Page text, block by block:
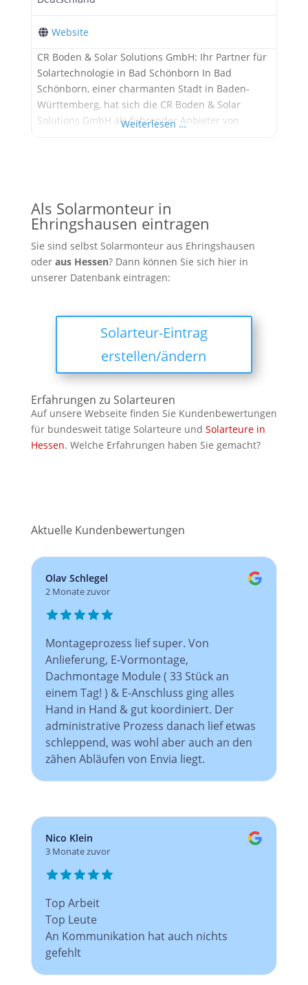
Website
CR Boden & Solar Solutions GmbH: Ihr Partner für
Solartechnologie in Bad Schönborn In Bad
Schönborn, einer charmanten Stadt in Baden-
Württemberg, hat sich die CR Boden & Solar
Solutions GmbH als führender Anbieter von
Lösungen und exzellenten Service. Geschichte
Weiterlesen …
Als Solarmonteur in
Ehringshausen eintragen
Sie sind selbst Solarmonteur aus Ehringshausen
oder aus Hessen? Dann können Sie sich hier in
unserer Datenbank eintragen:
Solarteur-Eintrag
erstellen/ändern
Erfahrungen zu Solarteuren
Auf unsere Webseite finden Sie Kundenbewertungen
für bundesweit tätige Solarteure und Solarteure in
Hessen. Welche Erfahrungen haben Sie gemacht?
Aktuelle Kundenbewertungen
Olav Schlegel
2 Monate zuvor
Montageprozess lief super. Von
Anlieferung, E-Vormontage,
Dachmontage Module ( 33 Stück an
einem Tag! ) & E-Anschluss ging alles
Hand in Hand & gut koordiniert. Der
administrative Prozess danach lief etwas
schleppend, was wohl aber auch an den
zähen Abläufen von Envia liegt.
Nico Klein
3 Monate zuvor
Top Arbeit
Top Leute
An Kommunikation hat auch nichts
gefehlt